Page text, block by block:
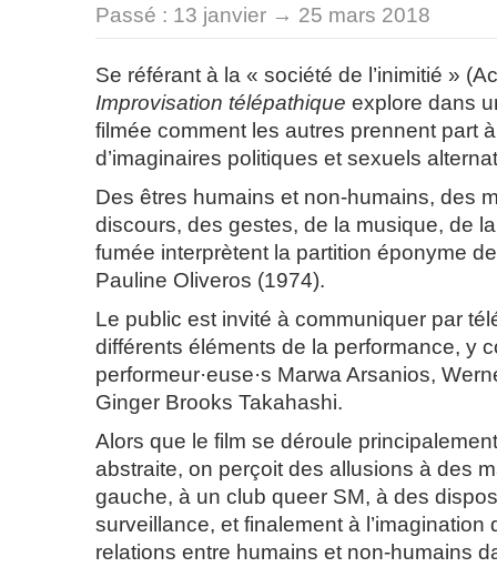
Passé : 13 janvier → 25 mars 2018
Se référant à la « société de l’inimitié »
Improvisation télépathique explore dans
filmée comment les autres prennent part
d’imaginaires politiques et sexuels
Des êtres humains et non-humains, des
discours, des gestes, de la musique, de
fumée interprètent la partition éponyme
Pauline Oliveros (1974).
Le public est invité à communiquer par
différents éléments de la performance, y
performeur·euse·s Marwa Arsanios,
Ginger Brooks Takahashi.
Alors que le film se déroule
abstraite, on perçoit des allusions à des
gauche, à un club queer SM, à des
surveillance, et finalement à l’imagination
relations entre humains et non-humains